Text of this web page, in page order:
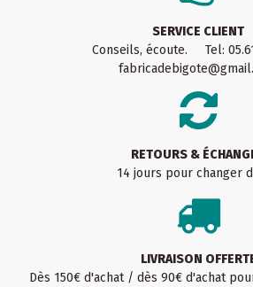
SERVICE CLIENT
Conseils, écoute. Tel:
RETOURS &
14 jours pour changer
LIVRAISON
Dès 150€ d'achat / dès 90€ d'achat